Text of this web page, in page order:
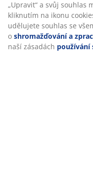
O značce
O jednotlivých účelech
„Upravit“ a svůj souhlas
kliknutím na ikonu
udělujete souhlas se
oshromažďování a